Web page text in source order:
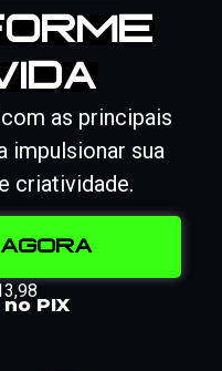
as principais
impulsionar sua
criatividade.
no PIX